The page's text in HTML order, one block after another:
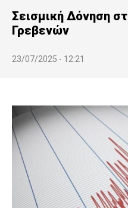
Σεισμική Δόνηση
Γρεβενών
23/07/2025 - 12:21